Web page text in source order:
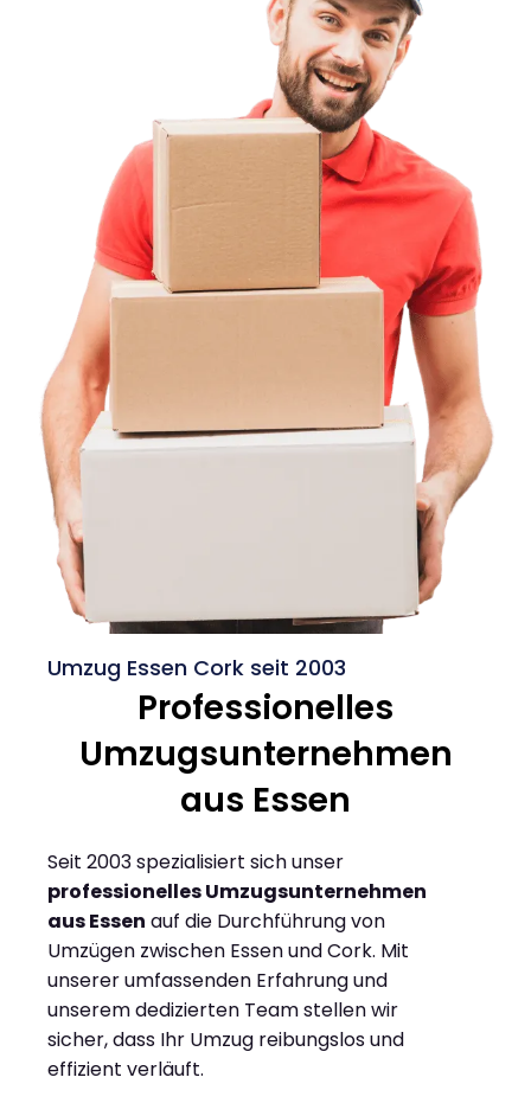
Umzug Essen Cork seit 2003
Professionelles
Umzugsunternehmen
aus Essen
Seit 2003 spezialisiert sich unser
professionelles Umzugsunternehmen
aus Essen auf die Durchführung von
Umzügen zwischen Essen und Cork. Mit
unserer umfassenden Erfahrung und
unserem dedizierten Team stellen wir
sicher, dass Ihr Umzug reibungslos und
effizient verläuft.